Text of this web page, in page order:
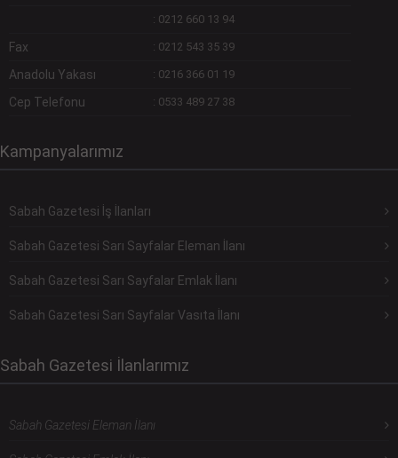
: 0212 660 13 94
Fax : 0212 543 35 39
Anadolu Yakası : 0216 366 01 19
Cep Telefonu : 0533 489 27 38
Kampanyalarımız
Sabah Gazetesi İş İlanları
Sabah Gazetesi Sarı Sayfalar Eleman İlanı
Sabah Gazetesi Sarı Sayfalar Emlak İlanı
Sabah Gazetesi Sarı Sayfalar Vasıta İlanı
Sabah Gazetesi İlanlarımız
Sabah Gazetesi Eleman İlanı